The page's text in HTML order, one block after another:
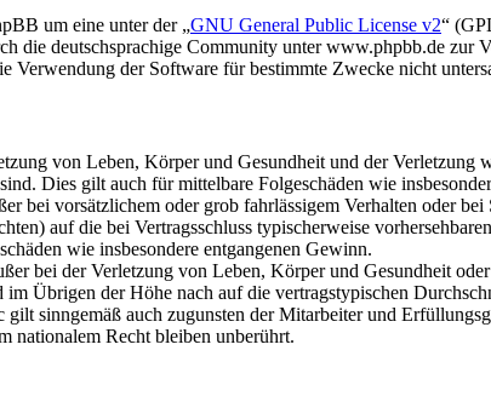
um eine unter der „GNU General Public License v2“
die deutschsprachige Community unter www.phpbb.de
Verwendung der Software für bestimmte Zwecke nicht
von Leben, Körper und Gesundheit und der
Dies gilt auch für mittelbare Folgeschäden wie
bei vorsätzlichem oder grob fahrlässigem Verhalten oder
auf die bei Vertragsschluss typischerweise
wie insbesondere entgangenen Gewinn.
bei der Verletzung von Leben, Körper und Gesundheit
Übrigen der Höhe nach auf die vertragstypischen
sinngemäß auch zugunsten der Mitarbeiter und
nationalem Recht bleiben unberührt.